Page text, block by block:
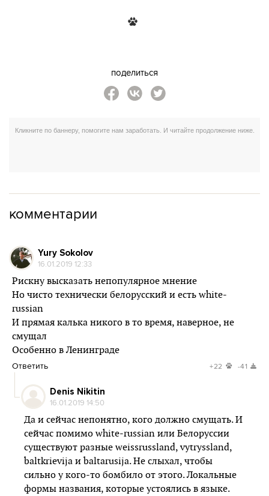
поделиться
комментарии
Yury Sokolov
16.01.2019 12:33
Рискну высказать непопулярное мнение
Но чисто технически белорусский и есть white-
russian
И прямая калька никого в то время, наверное, не
смущал
Особенно в Ленинграде
Ответить +22 -41
Denis Nikitin
16.01.2019 14:50
Да и сейчас непонятно, кого должно смущать. И
сейчас помимо white-russian или Белоруссии
существуют разные weissrussland, vytryssland,
baltkrievija и baltarusija. Не слыхал, чтобы
сильно у кого-то бомбило от этого. Локальные
формы названия, которые устоялись в языке.